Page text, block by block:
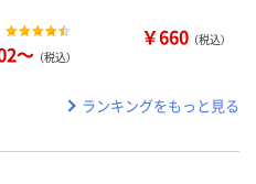
～ （税込）
￥660 （税込）
ランキングをもっと見る